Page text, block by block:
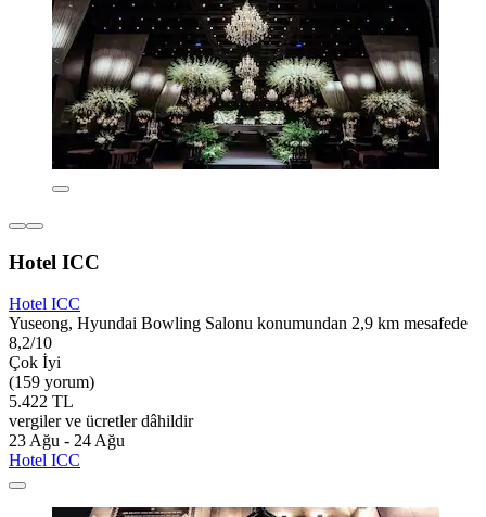
Hotel ICC
Hotel ICC
Yuseong, Hyundai Bowling Salonu konumundan 2,9 km mesafede
8,2/10
Çok İyi
(159 yorum)
5.422 TL
vergiler ve ücretler dâhildir
23 Ağu - 24 Ağu
Hotel ICC